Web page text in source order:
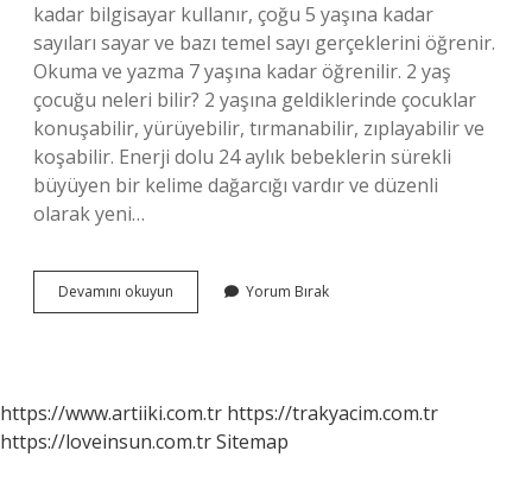
kadar bilgisayar kullanır, çoğu 5 yaşına kadar
sayıları sayar ve bazı temel sayı gerçeklerini öğrenir.
Okuma ve yazma 7 yaşına kadar öğrenilir. 2 yaş
çocuğu neleri bilir? 2 yaşına geldiklerinde çocuklar
konuşabilir, yürüyebilir, tırmanabilir, zıplayabilir ve
koşabilir. Enerji dolu 24 aylık bebeklerin sürekli
büyüyen bir kelime dağarcığı vardır ve düzenli
olarak yeni…
Devamını okuyun
Yaşındaki
Sayabilir
Mi
Yorum Bırak
https://www.artiiki.com.tr https://trakyacim.com.tr
https://loveinsun.com.trSitemap